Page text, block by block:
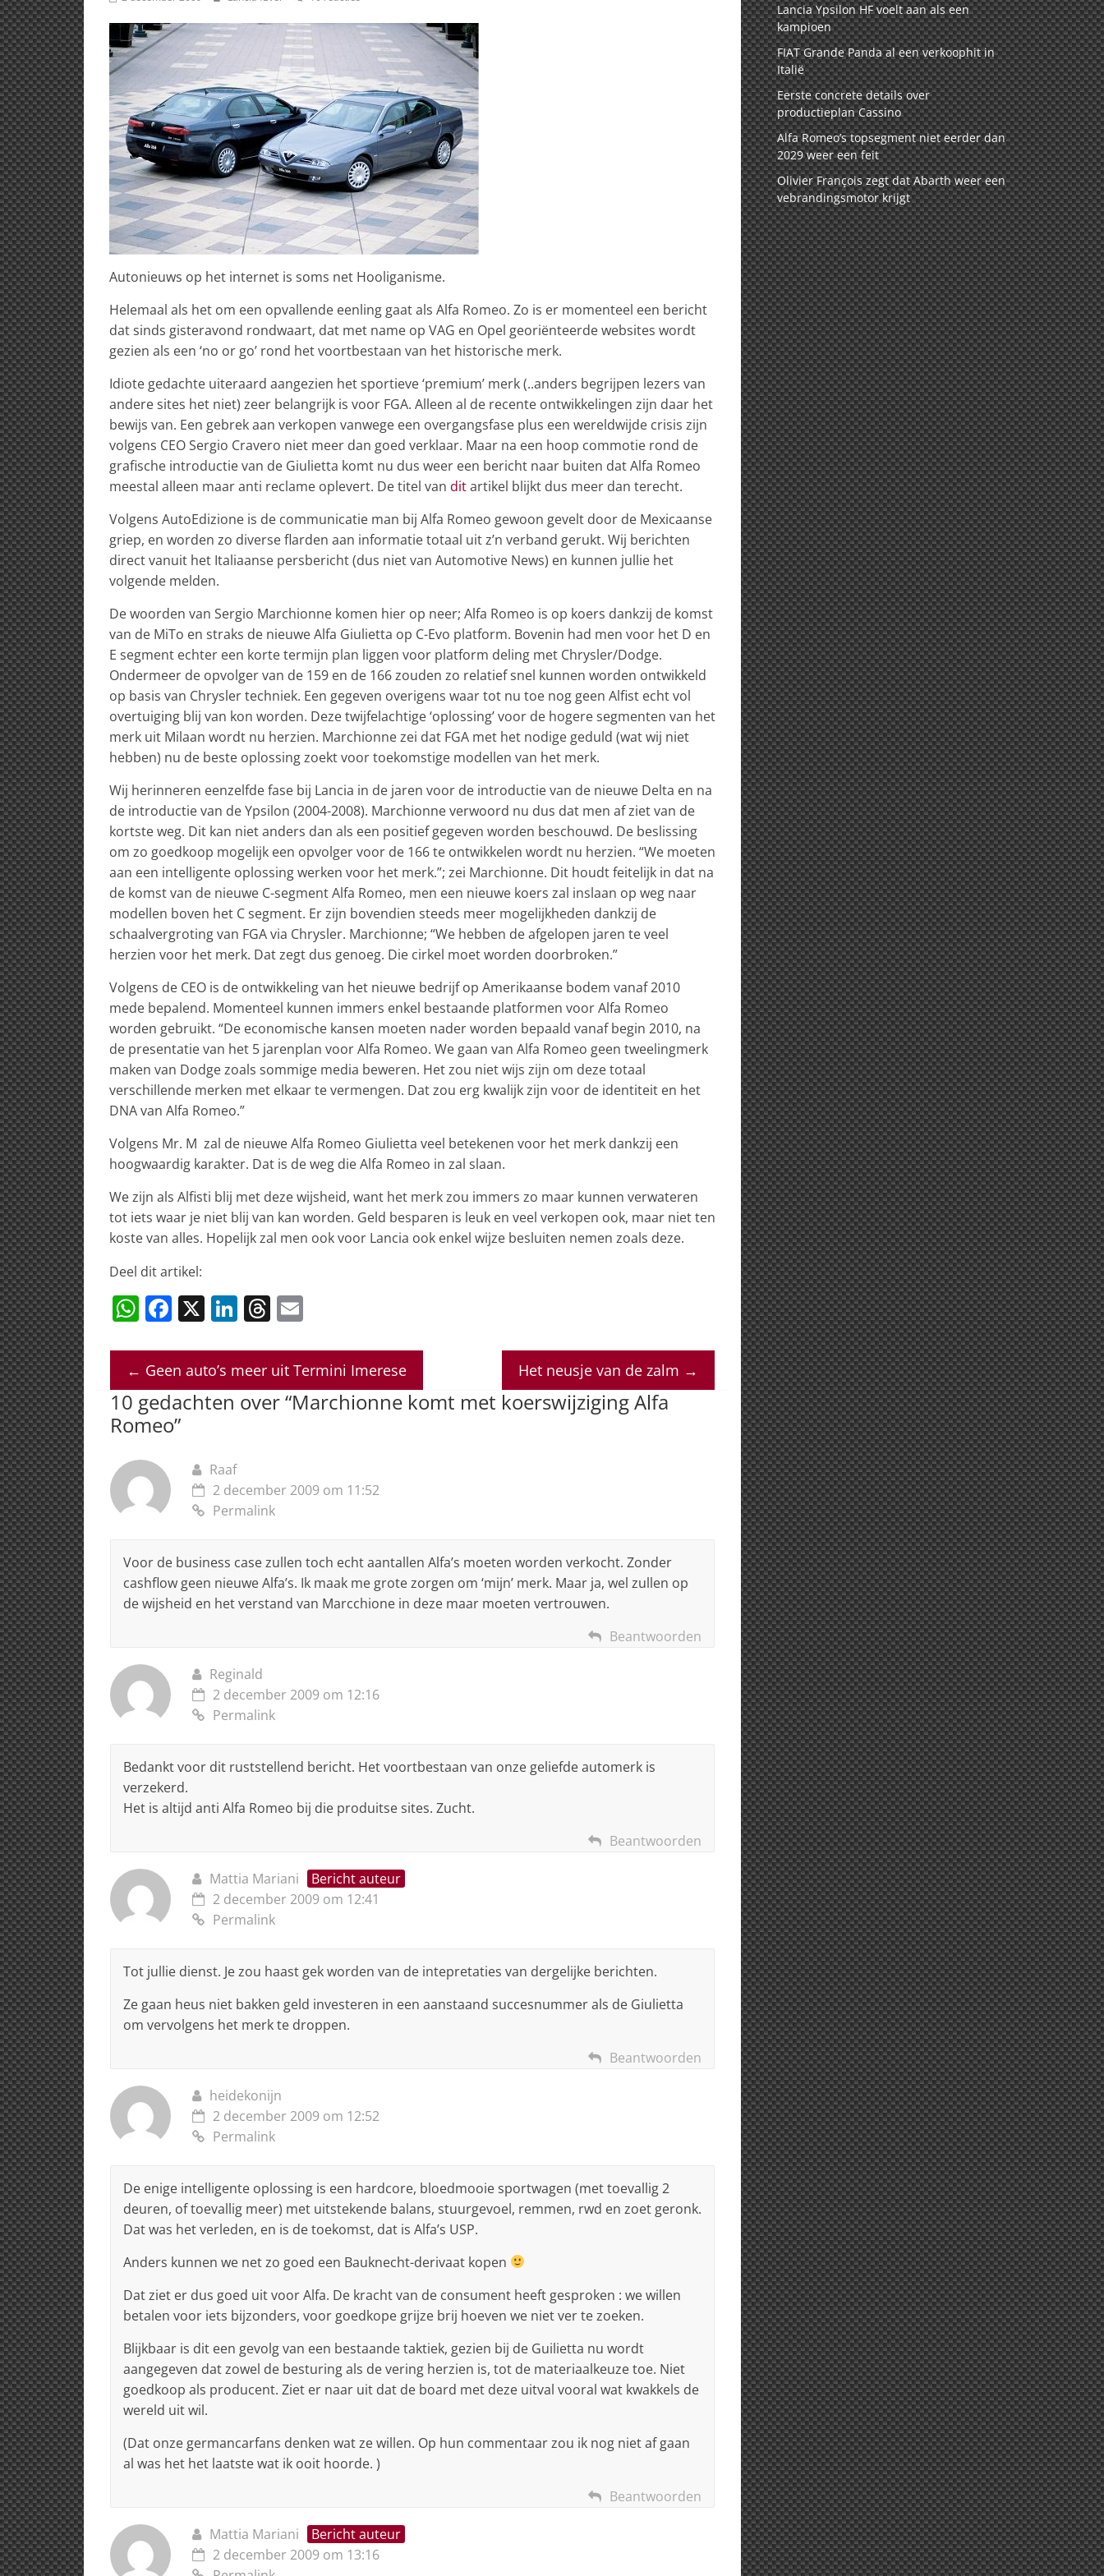
Autonieuws op het internet is soms net Hooliganisme.
Helemaal als het om een opvallende eenling gaat als Alfa Romeo. Zo is er momenteel een bericht
dat sinds gisteravond rondwaart, dat met name op VAG en Opel georiënteerde websites wordt
gezien als een ‘no or go’ rond het voortbestaan van het historische merk.
Idiote gedachte uiteraard aangezien het sportieve ‘premium’ merk (..anders begrijpen lezers van
andere sites het niet) zeer belangrijk is voor FGA. Alleen al de recente ontwikkelingen zijn daar het
bewijs van. Een gebrek aan verkopen vanwege een overgangsfase plus een wereldwijde crisis zijn
volgens CEO Sergio Cravero niet meer dan goed verklaar. Maar na een hoop commotie rond de
grafische introductie van de Giulietta komt nu dus weer een bericht naar buiten dat Alfa Romeo
meestal alleen maar anti reclame oplevert. De titel van ditartikel blijkt dus meer dan terecht.
Volgens AutoEdizione is de communicatie man bij Alfa Romeo gewoon gevelt door de Mexicaanse
griep, en worden zo diverse flarden aan informatie totaal uit z’n verband gerukt. Wij berichten
direct vanuit het Italiaanse persbericht (dus niet van Automotive News) en kunnen jullie het
volgende melden.
De woorden van Sergio Marchionne komen hier op neer; Alfa Romeo is op koers dankzij de komst
van de MiTo en straks de nieuwe Alfa Giulietta op C-Evo platform. Bovenin had men voor het D en
E segment echter een korte termijn plan liggen voor platform deling met Chrysler/Dodge.
Ondermeer de opvolger van de 159 en de 166 zouden zo relatief snel kunnen worden ontwikkeld
op basis van Chrysler techniek. Een gegeven overigens waar tot nu toe nog geen Alfist echt vol
overtuiging blij van kon worden. Deze twijfelachtige ‘oplossing’ voor de hogere segmenten van het
merk uit Milaan wordt nu herzien. Marchionne zei dat FGA met het nodige geduld (wat wij niet
hebben) nu de beste oplossing zoekt voor toekomstige modellen van het merk.
Wij herinneren eenzelfde fase bij Lancia in de jaren voor de introductie van de nieuwe Delta en na
de introductie van de Ypsilon (2004-2008). Marchionne verwoord nu dus dat men af ziet van de
kortste weg. Dit kan niet anders dan als een positief gegeven worden beschouwd. De beslissing
om zo goedkoop mogelijk een opvolger voor de 166 te ontwikkelen wordt nu herzien. “We moeten
aan een intelligente oplossing werken voor het merk.”; zei Marchionne. Dit houdt feitelijk in dat na
de komst van de nieuwe C-segment Alfa Romeo, men een nieuwe koers zal inslaan op weg naar
modellen boven het C segment. Er zijn bovendien steeds meer mogelijkheden dankzij de
schaalvergroting van FGA via Chrysler. Marchionne; “We hebben de afgelopen jaren te veel
herzien voor het merk. Dat zegt dus genoeg. Die cirkel moet worden doorbroken.”
Volgens de CEO is de ontwikkeling van het nieuwe bedrijf op Amerikaanse bodem vanaf 2010
mede bepalend. Momenteel kunnen immers enkel bestaande platformen voor Alfa Romeo
worden gebruikt. “De economische kansen moeten nader worden bepaald vanaf begin 2010, na
de presentatie van het 5 jarenplan voor Alfa Romeo. We gaan van Alfa Romeo geen tweelingmerk
maken van Dodge zoals sommige media beweren. Het zou niet wijs zijn om deze totaal
verschillende merken met elkaar te vermengen. Dat zou erg kwalijk zijn voor de identiteit en het
DNA van Alfa Romeo.”
Volgens Mr. M zal de nieuwe Alfa Romeo Giulietta veel betekenen voor het merk dankzij een
hoogwaardig karakter. Dat is de weg die Alfa Romeo in zal slaan.
We zijn als Alfisti blij met deze wijsheid, want het merk zou immers zo maar kunnen verwateren
tot iets waar je niet blij van kan worden. Geld besparen is leuk en veel verkopen ook, maar niet ten
koste van alles. Hopelijk zal men ook voor Lancia ook enkel wijze besluiten nemen zoals deze.
Deel dit artikel:
W
at
s
A
p
p
F
c
e
b
o
X Li
k
e
dI
T
re
a
d
ai
l
← Geen auto’s meer uit Termini Imerese Het neusje van de zalm →
10 gedachten over “Marchionne komt met koerswijziging Alfa
Romeo”
Raaf
2 december 2009 om 11:52
Permalink
Voor de business case zullen toch echt aantallen Alfa’s moeten worden verkocht. Zonder
cashflow geen nieuwe Alfa’s. Ik maak me grote zorgen om ‘mijn’ merk. Maar ja, wel zullen op
de wijsheid en het verstand van Marcchione in deze maar moeten vertrouwen.
Beantwoorden
Reginald
2 december 2009 om 12:16
Permalink
Bedankt voor dit ruststellend bericht. Het voortbestaan van onze geliefde automerk is
verzekerd.
Het is altijd anti Alfa Romeo bij die produitse sites. Zucht.
Beantwoorden
Mattia Mariani
Bericht auteur
2 december 2009 om 12:41
Permalink
Tot jullie dienst. Je zou haast gek worden van de intepretaties van dergelijke berichten.
Ze gaan heus niet bakken geld investeren in een aanstaand succesnummer als de Giulietta
om vervolgens het merk te droppen.
Beantwoorden
heidekonijn
2 december 2009 om 12:52
Permalink
De enige intelligente oplossing is een hardcore, bloedmooie sportwagen (met toevallig 2
deuren, of toevallig meer) met uitstekende balans, stuurgevoel, remmen, rwd en zoet geronk.
Dat was het verleden, en is de toekomst, dat is Alfa’s USP.
Anders kunnen we net zo goed een Bauknecht-derivaat kopen
Dat ziet er dus goed uit voor Alfa. De kracht van de consument heeft gesproken : we willen
betalen voor iets bijzonders, voor goedkope grijze brij hoeven we niet ver te zoeken.
Blijkbaar is dit een gevolg van een bestaande taktiek, gezien bij de Guilietta nu wordt
aangegeven dat zowel de besturing als de vering herzien is, tot de materiaalkeuze toe. Niet
goedkoop als producent. Ziet er naar uit dat de board met deze uitval vooral wat kwakkels de
wereld uit wil.
(Dat onze germancarfans denken wat ze willen. Op hun commentaar zou ik nog niet af gaan
al was het het laatste wat ik ooit hoorde. )
Beantwoorden
Mattia Mariani
Bericht auteur
2 december 2009 om 13:16
Lancia Ypsilon HF voelt aan als een
kampioen
FIAT Grande Panda al een verkoophit in
Italië
Eerste concrete details over
productieplan Cassino
Alfa Romeo’s topsegment niet eerder dan
2029 weer een feit
Olivier François zegt dat Abarth weer een
vebrandingsmotor krijgt